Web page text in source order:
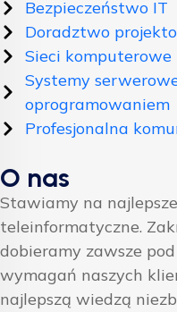
Bezpieczeństwo IT
Doradztwo
Sieci komputerowe
Systemy
oprogramowaniem
Profesjonalna
O nas
Stawiamy na
teleinformatyczne.
dobieramy zawsze
wymagań naszych
najlepszą wiedzą